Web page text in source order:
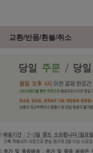
교환/반품/환불/취소